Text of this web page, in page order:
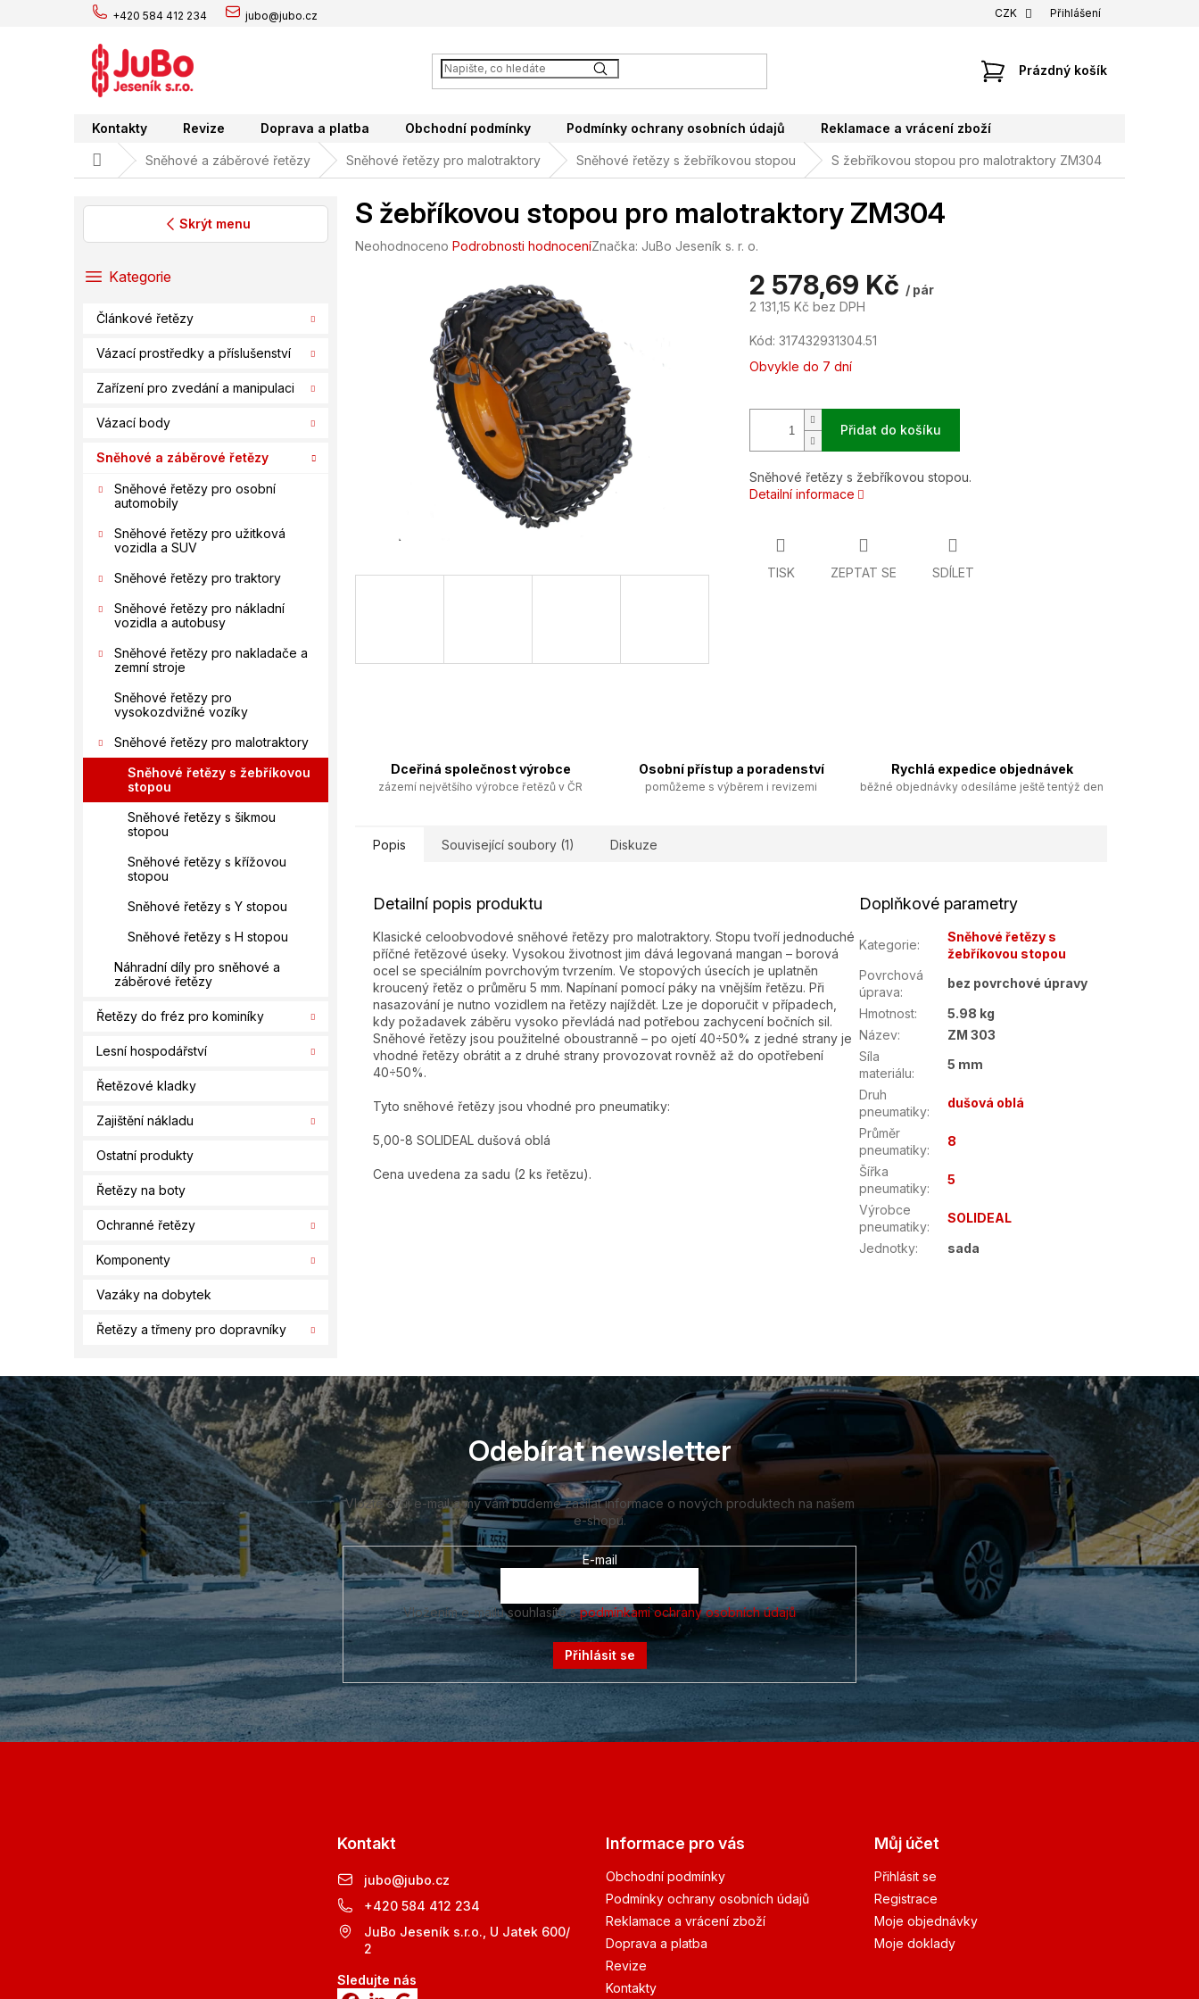
+420 584 412 234 jubo@jubo.cz CZK Přihlášení
NÁKUPNÍ
Prázdný košík
Kontakty Revize Doprava a platba Obchodní podmínky Podmínky ochrany osobních údajů Reklamace a vrácení zboží
Domů Sněhové a záběrové řetězy Sněhové řetězy pro malotraktory Sněhové řetězy s žebříkovou stopou S žebříkovou stopou pro malotraktory ZM304
Skrýt menu
PřeskočitKategorie
Článkové řetězy
Vázací prostředky a příslušenství
Zařízení pro zvedání a manipulaci
Vázací body
Sněhové a záběrové řetězy
Sněhové řetězy pro osobní
automobily
Sněhové řetězy pro užitková
vozidla a SUV
Sněhové řetězy pro traktory
Sněhové řetězy pro nákladní
vozidla a autobusy
Sněhové řetězy pro nakladače a
zemní stroje
Sněhové řetězy pro
vysokozdvižné vozíky
Sněhové řetězy pro malotraktory
Sněhové řetězy s žebříkovou
stopou
Sněhové řetězy s šikmou
stopou
Sněhové řetězy s křížovou
stopou
Sněhové řetězy s Y stopou
Sněhové řetězy s H stopou
Náhradní díly pro sněhové a
záběrové řetězy
Řetězy do fréz pro kominíky
Lesní hospodářství
Řetězové kladky
Zajištění nákladu
Ostatní produkty
Řetězy na boty
Ochranné řetězy
Komponenty
Vazáky na dobytek
Řetězy a třmeny pro dopravníky
S žebříkovou stopou pro malotraktory ZM304
Průměrné
Neohodnoceno Podrobnosti hodnoceníZnačka: JuBo Jeseník s. r. o.
2 578,69 Kč / pár
2 131,15 Kč bez DPH
Měrná
cena:
Kód: 317432931304.51
Obvykle do 7 dní
Přidat do košíku
Sněhové řetězy s žebříkovou stopou.
Detailní informace
TISK ZEPTAT SE SDÍLET
Dceřiná společnost výrobce
zázemí největšího výrobce řetězů v ČR
Osobní přístup a poradenství
pomůžeme s výběrem i revizemi
Rychlá expedice objednávek
běžné objednávky odesíláme ještě tentýž den
Popis Související soubory (1) Diskuze
Detailní popis produktu
Klasické celoobvodové sněhové řetězy pro malotraktory. Stopu tvoří jednoduché
příčné řetězové úseky. Vysokou životnost jim dává legovaná mangan – borová
ocel se speciálním povrchovým tvrzením. Ve stopových úsecích je uplatněn
kroucený řetěz o průměru 5 mm. Napínaní pomocí páky na vnějším řetězu. Při
nasazování je nutno vozidlem na řetězy najíždět. Lze je doporučit v případech,
kdy požadavek záběru vysoko převládá nad potřebou zachycení bočních sil.
Sněhové řetězy jsou použitelné oboustranně – po ojetí 40÷50% z jedné strany je
vhodné řetězy obrátit a z druhé strany provozovat rovněž až do opotřebení
40÷50%.
Tyto sněhové řetězy jsou vhodné pro pneumatiky:
5,00-8 SOLIDEAL dušová oblá
Cena uvedena za sadu (2 ks řetězu).
Doplňkové parametry
Kategorie:
Sněhové řetězy s
žebříkovou stopou
Povrchová
úprava:
bez povrchové úpravy
Hmotnost:
5.98 kg
Název:
ZM 303
Síla
materiálu:
5 mm
Druh
pneumatiky:
dušová oblá
Průměr
pneumatiky:
8
Šířka
pneumatiky:
5
Výrobce
pneumatiky:
SOLIDEAL
Jednotky: sada
Z
á
p
a
t
í
Odebírat newsletter
Vložte svůj e-mail a my vám budeme zasílat informace o nových produktech na našem
e-shopu.
E-mail
Vložením e-mailu souhlasíte spodmínkami ochrany osobních údajů
Přihlásit se
Kontakt
jubo@jubo.cz
+420 584 412 234
JuBo Jeseník s.r.o., U Jatek 600/
2
Sledujte nás
Informace pro vás
Obchodní podmínky
Podmínky ochrany osobních údajů
Reklamace a vrácení zboží
Doprava a platba
Revize
Kontakty
Můj účet
Přihlásit se
Registrace
Moje objednávky
Moje doklady